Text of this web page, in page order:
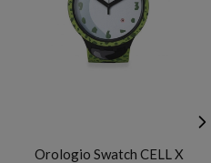
Orologio Swatch CELL X